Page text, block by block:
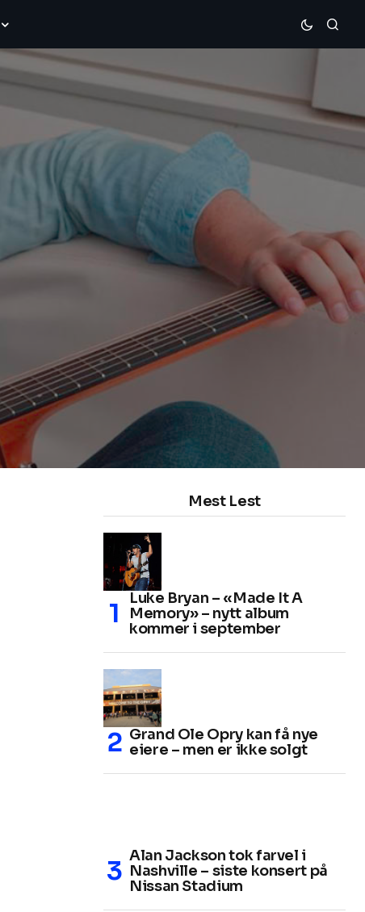
Mest Lest
Luke Bryan – «Made It A
Memory» – nytt album
kommer i september
Grand Ole Opry kan få nye
eiere – men er ikke solgt
Alan Jackson tok farvel i
Nashville – siste konsert på
Nissan Stadium